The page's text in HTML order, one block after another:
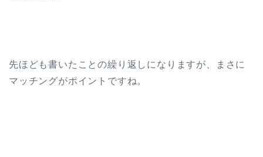
先ほども書いたことの繰り返しになりますが、まさに
マッチングがポイントですね。